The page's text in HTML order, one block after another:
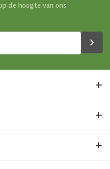
de hoogte van ons